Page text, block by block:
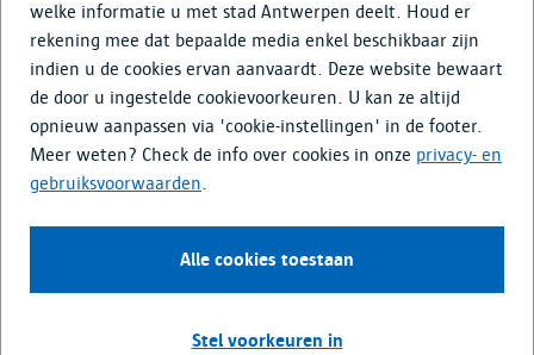
Bereken de slimste route naarOnline
30 augustus 2022, 14.00 uur -
02 oktober 2022, 21.59 uur
welke informatie u met stad Antwerpen deelt. Houd er
rekening mee dat bepaalde media enkel beschikbaar zijn
indien u de cookies ervan aanvaardt. Deze website bewaart
de door u ingestelde cookievoorkeuren. U kan ze altijd
opnieuw aanpassen via 'cookie-instellingen' in de footer.
Meer weten? Check de info over cookies in onze privacy- en
gebruiksvoorwaarden.
Alle cookies toestaan
Stel voorkeuren in